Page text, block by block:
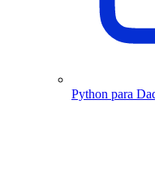
Python para